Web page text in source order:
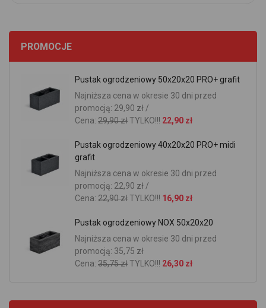
PROMOCJE
Pustak ogrodzeniowy 50x20x20 PRO+ grafit
Najniższa cena w okresie 30 dni przed
promocją: 29,90 zł /
Cena: 29,90 złTYLKO!!! 22,90 zł
Pustak ogrodzeniowy 40x20x20 PRO+ midi
grafit
Najniższa cena w okresie 30 dni przed
promocją: 22,90 zł /
Cena: 22,90 złTYLKO!!! 16,90 zł
Pustak ogrodzeniowy NOX 50x20x20
Najniższa cena w okresie 30 dni przed
promocją: 35,75 zł
Cena: 35,75 złTYLKO!!! 26,30 zł